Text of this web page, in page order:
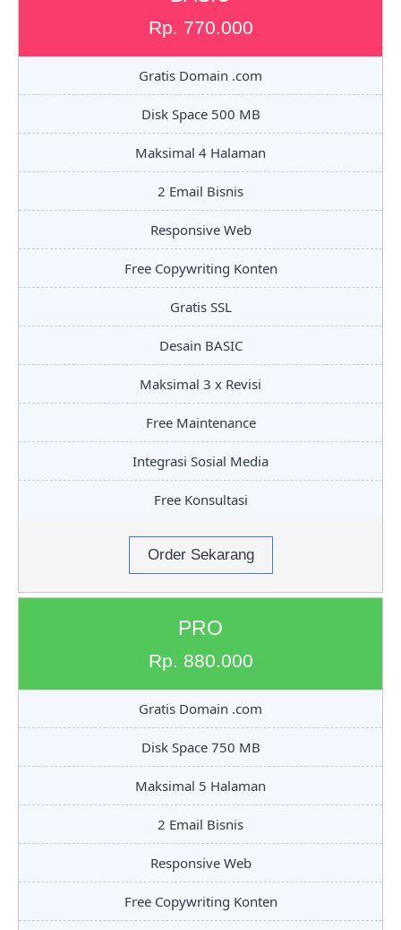
Rp. 770.000
Gratis Domain .com
Disk Space 500 MB
Maksimal 4 Halaman
2 Email Bisnis
Responsive Web
Free Copywriting Konten
Gratis SSL
Desain BASIC
Maksimal 3 x Revisi
Free Maintenance
Integrasi Sosial Media
Free Konsultasi
Order Sekarang
PRO
Rp. 880.000
Gratis Domain .com
Disk Space 750 MB
Maksimal 5 Halaman
2 Email Bisnis
Responsive Web
Free Copywriting Konten